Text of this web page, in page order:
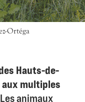
Ortéga
Hauts-de-
multiples
Les animaux